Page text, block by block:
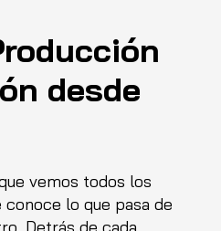
desde
vemos todos los
lo que pasa de